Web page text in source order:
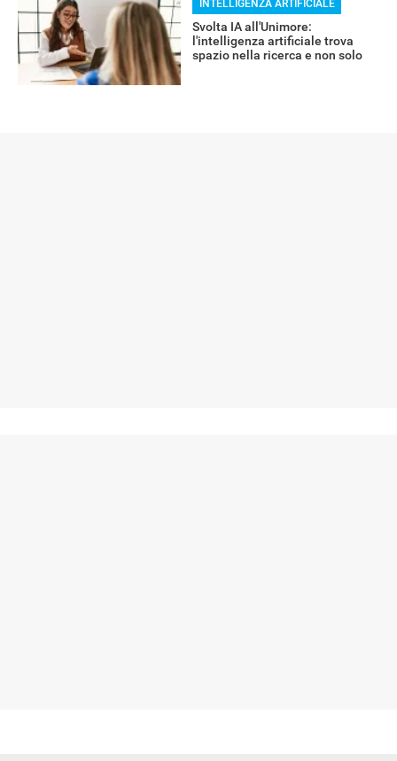
INTELLIGENZA ARTIFICIALE
Svolta IA all'Unimore:
l'intelligenza artificiale trova
spazio nella ricerca e non solo